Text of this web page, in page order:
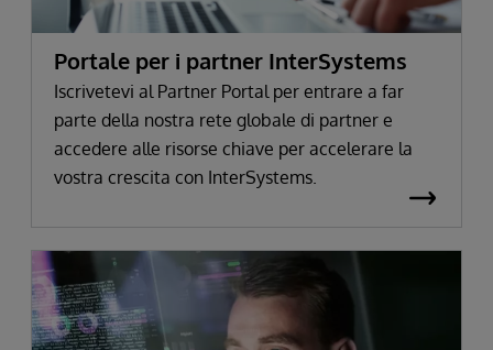
Portale per i partner InterSystems
Iscrivetevi al Partner Portal per entrare a far
parte della nostra rete globale di partner e
accedere alle risorse chiave per accelerare la
vostra crescita con InterSystems.